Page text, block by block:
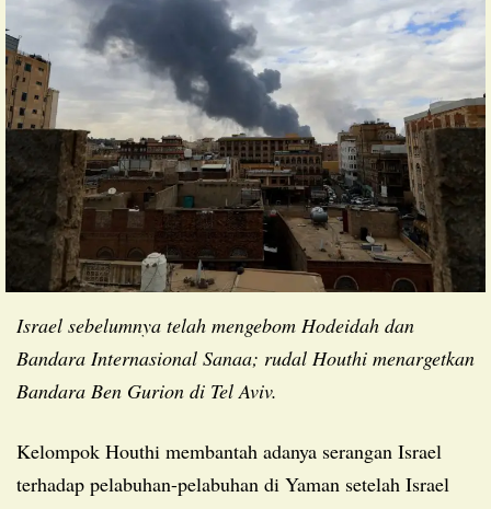
Israel sebelumnya telah mengebom Hodeidah dan
Bandara Internasional Sanaa; rudal Houthi menargetkan
Bandara Ben Gurion di Tel Aviv.
Kelompok Houthi membantah adanya serangan Israel
terhadap pelabuhan-pelabuhan di Yaman setelah Israel